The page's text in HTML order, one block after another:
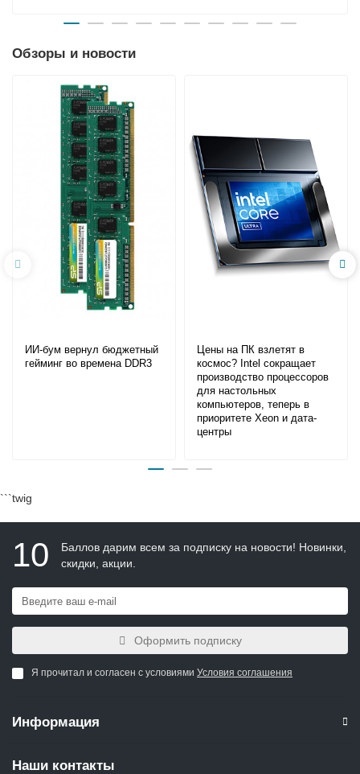
Обзоры и новости
ИИ-бум вернул бюджетный
гейминг во времена DDR3
Цены на ПК взлетят в
космос? Intel сокращает
производство процессоров
для настольных
компьютеров, теперь в
приоритете Xeon и дата-
центры
```twig
10
Баллов дарим всем за подписку на новости! Новинки,
скидки, акции.
Оформить подписку
Я прочитал и согласен с условиями Условия соглашения
Информация
Наши контакты